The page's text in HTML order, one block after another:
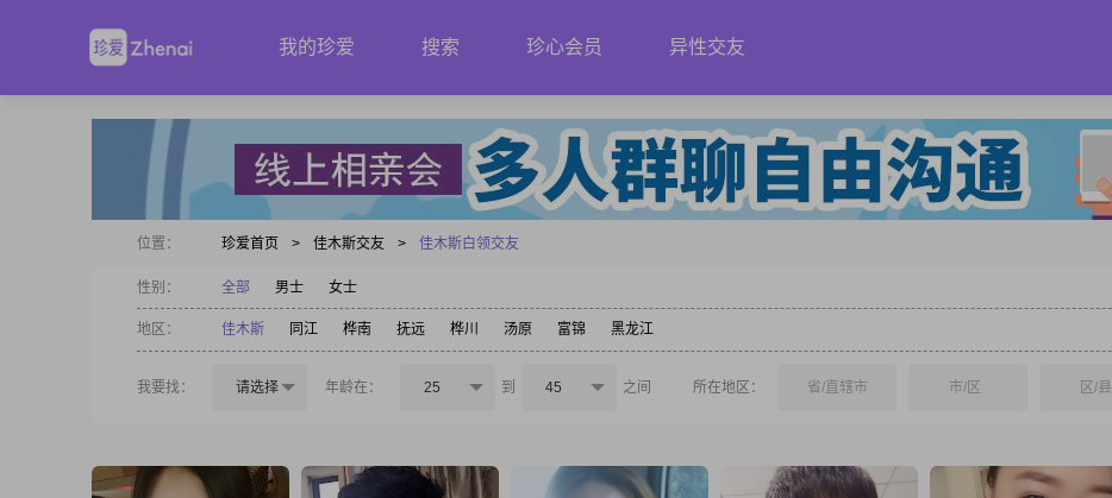
我的珍爱 搜索 珍心会员 异性交友
位置： 珍爱首页 > 佳木斯交友 > 佳木斯白领交友
性别： 全部 男士 女士
地区： 佳木斯 同江 桦南 抚远 桦川 汤原 富锦 黑龙江
我要找： 请选择 年龄在： 25 到 45 之间 所在地区： 省/直辖市 市/区 区/县